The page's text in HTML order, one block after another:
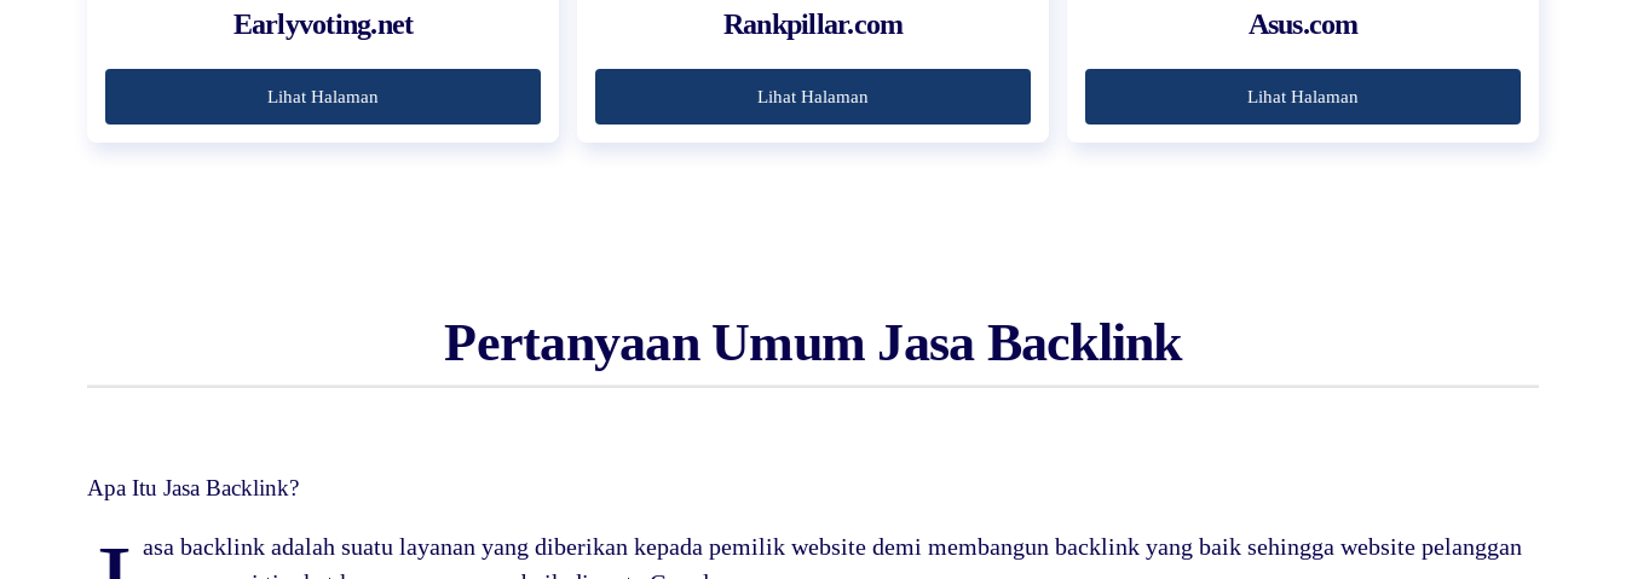
Earlyvoting.net
Lihat Halaman
Rankpillar.com
Lihat Halaman
Asus.com
Lihat Halaman
Pertanyaan Umum Jasa Backlink
Apa Itu Jasa Backlink?
asa backlink adalah suatu layanan yang diberikan kepada pemilik website demi membangun backlink yang baik sehingga website pelanggan